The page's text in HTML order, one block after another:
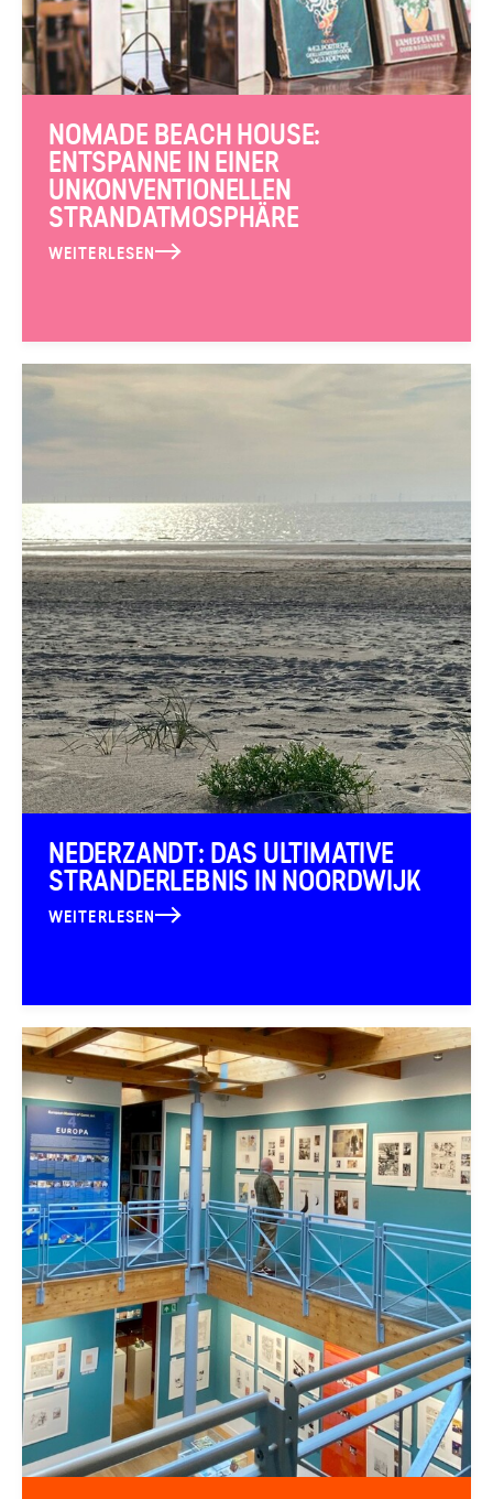
NOMADE BEACH HOUSE:
ENTSPANNE IN EINER
UNKONVENTIONELLEN
STRANDATMOSPHÄRE
WEITERLESEN
NEDERZANDT: DAS ULTIMATIVE
STRANDERLEBNIS IN NOORDWIJK
WEITERLESEN